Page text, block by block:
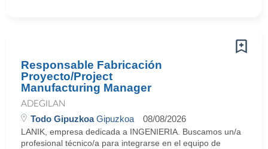
Responsable Fabricación
Proyecto/Project
Manufacturing Manager
ADEGILAN
Todo GipuzkoaGipuzkoa 08/08/2026
LANIK, empresa dedicada a INGENIERIA. Buscamos un/a
profesional técnico/a para integrarse en el equipo de